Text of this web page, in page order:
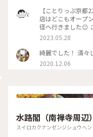
【ことりっぷ京
店はどこもオープ
径へ行きました😊
特に中国系の方の
径には人力車専用
た人力車に出会いました
小径 #人力車 令和
2023.05.28
綺麗でした！ 清
2020.12.06
水路閣（南禅寺周辺）
スイロカクナンゼンジシュウヘン